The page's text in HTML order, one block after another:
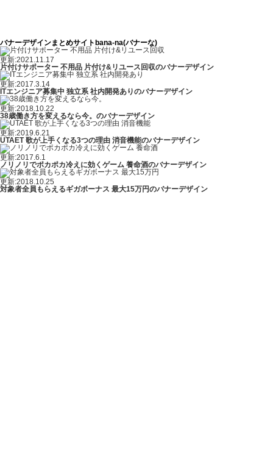
バナーデザインまとめサイトbana-na(バナーな)
更新:2021.11.17
片付けサポーター 不用品 片付け&リユース回収のバナーデザイン
更新:2017.3.14
ITエンジニア募集中 独立系 社内開発ありのバナーデザイン
更新:2018.10.22
38歳働き方を変えるなら今。のバナーデザイン
更新:2019.6.21
UTAET 歌が上手くなる3つの理由 消音機能のバナーデザイン
更新:2017.6.1
ノリノリでポカポカ冷えに効くゲーム 養命酒のバナーデザイン
更新:2018.10.25
対象者全員もらえるギガボーナス 最大15万円のバナーデザイン